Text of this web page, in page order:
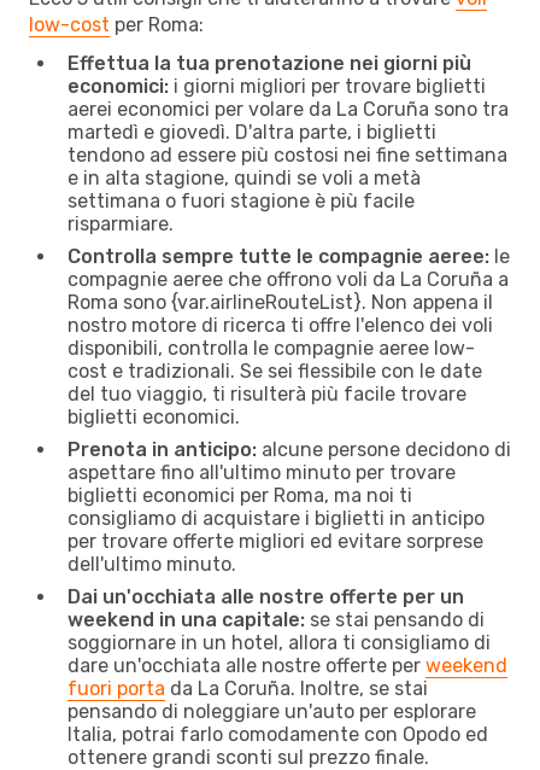
low-cost per Roma:
Effettua la tua prenotazione nei giorni più
economici: i giorni migliori per trovare biglietti
aerei economici per volare da La Coruña sono tra
martedì e giovedì. D'altra parte, i biglietti
tendono ad essere più costosi nei fine settimana
e in alta stagione, quindi se voli a metà
settimana o fuori stagione è più facile
risparmiare.
Controlla sempre tutte le compagnie aeree: le
compagnie aeree che offrono voli da La Coruña a
Roma sono {​var.airlineRouteList}. Non appena il
nostro motore di ricerca ti offre l'elenco dei voli
disponibili, controlla le compagnie aeree low-
cost e tradizionali. Se sei flessibile con le date
del tuo viaggio, ti risulterà più facile trovare
biglietti economici.
Prenota in anticipo: alcune persone decidono di
aspettare fino all'ultimo minuto per trovare
biglietti economici per Roma, ma noi ti
consigliamo di acquistare i biglietti in anticipo
per trovare offerte migliori ed evitare sorprese
dell'ultimo minuto.
Dai un'occhiata alle nostre offerte per un
weekend in una capitale: se stai pensando di
soggiornare in un hotel, allora ti consigliamo di
dare un'occhiata alle nostre offerte per weekend
fuori porta da La Coruña. Inoltre, se stai
pensando di noleggiare un'auto per esplorare
Italia, potrai farlo comodamente con Opodo ed
ottenere grandi sconti sul prezzo finale.